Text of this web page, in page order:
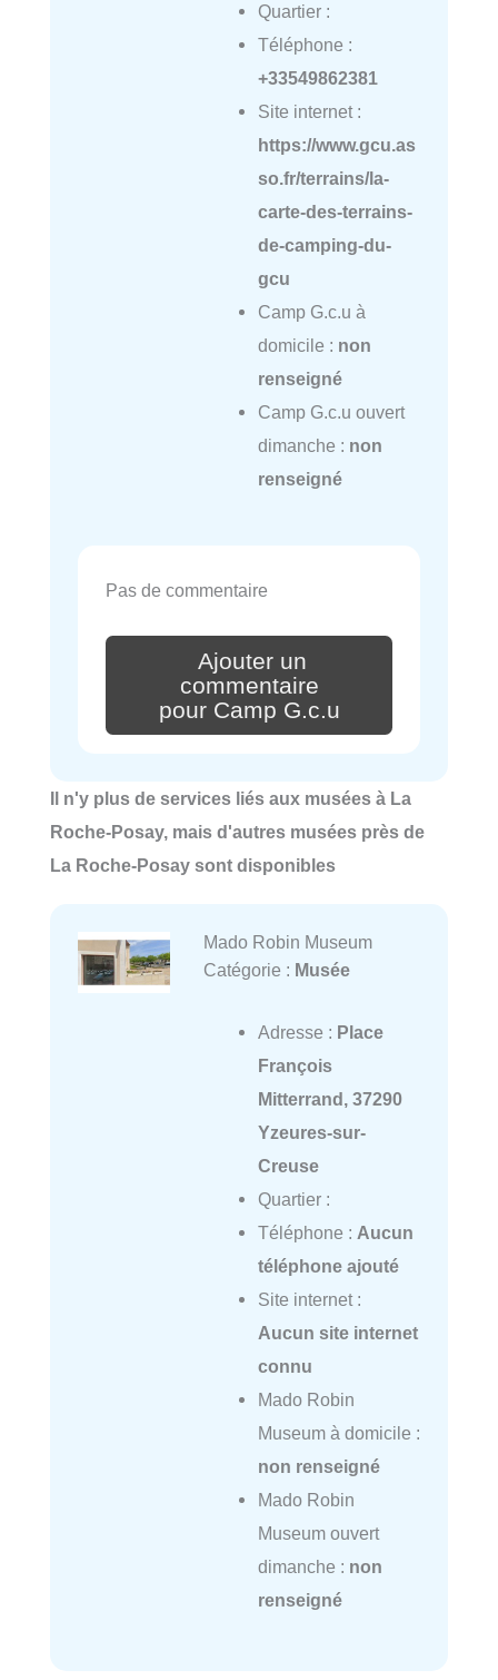
Quartier :
Téléphone :
+33549862381
Site internet :
https://www.gcu.as
so.fr/terrains/la-
carte-des-terrains-
de-camping-du-
gcu
Camp G.c.u à
domicile : non
renseigné
Camp G.c.u ouvert
dimanche : non
renseigné
Pas de commentaire
Ajouter un
commentaire
pour Camp G.c.u
Il n'y plus de services liés aux musées à La
Roche-Posay, mais d'autres musées près de
La Roche-Posay sont disponibles
Mado Robin Museum
Catégorie : Musée
Adresse : Place
François
Mitterrand, 37290
Yzeures-sur-
Creuse
Quartier :
Téléphone : Aucun
téléphone ajouté
Site internet :
Aucun site internet
connu
Mado Robin
Museum à domicile :
non renseigné
Mado Robin
Museum ouvert
dimanche : non
renseigné